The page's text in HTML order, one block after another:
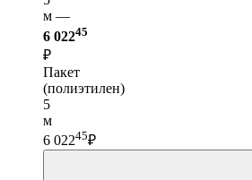
м —
6 02245
₽
Пакет
(полиэтилен)
5
м
6 02245₽